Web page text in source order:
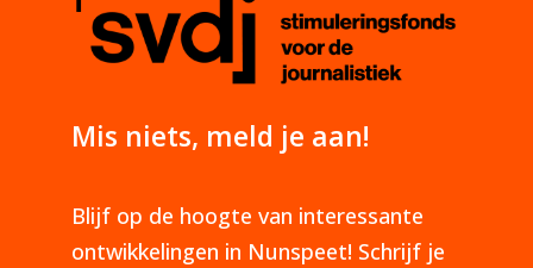
Mis niets, meld je aan!
Blijf op de hoogte van interessante
ontwikkelingen in Nunspeet! Schrijf je